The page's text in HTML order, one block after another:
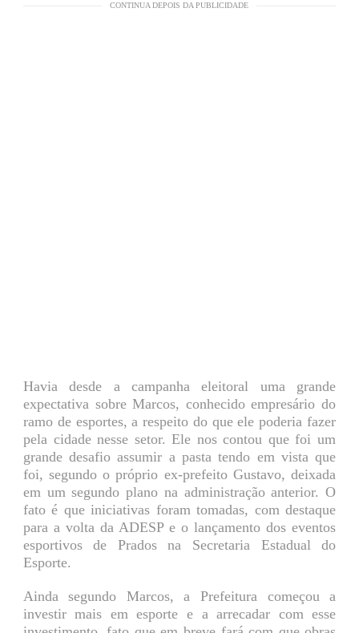
CONTINUA DEPOIS DA PUBLICIDADE
Havia desde a campanha eleitoral uma grande
expectativa sobre Marcos, conhecido empresário do
ramo de esportes, a respeito do que ele poderia fazer
pela cidade nesse setor. Ele nos contou que foi um
grande desafio assumir a pasta tendo em vista que
foi, segundo o próprio ex-prefeito Gustavo, deixada
em um segundo plano na administração anterior. O
fato é que iniciativas foram tomadas, com destaque
para a volta da ADESP e o lançamento dos eventos
esportivos de Prados na Secretaria Estadual do
Esporte.
Ainda segundo Marcos, a Prefeitura começou a
investir mais em esporte e a arrecadar com esse